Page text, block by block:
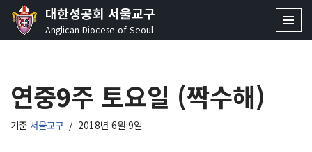
콘
로
건
너
대한성공회 서울교구
Anglican Diocese of Seoul
연중9주 토요일 (짝수해)
기준 서울교구 2018년 6월 9일